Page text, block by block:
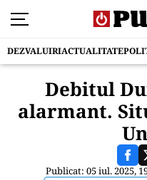
DEZVALUIRIACTUALITATE
Debitul
alarmant.
Publicat: 05 iul. 2025,